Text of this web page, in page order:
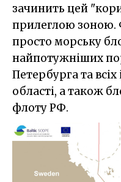
зачинить цей
прилеглою зоною.
просто морську
найпотужніших
Петербурга та
області, а також
флоту РФ.